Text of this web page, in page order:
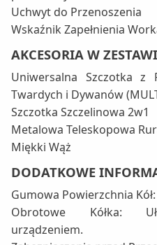
Uchwyt do Przenoszenia
Wskaźnik Zapełnienia
AKCESORIA W
Uniwersalna Szczotka z
Twardych i Dywanów
Szczotka Szczelinowa 2w1
Metalowa Teleskopowa
Miękki Wąż
DODATKOWE
Gumowa Powierzchnia
Obrotowe Kółka:
urządzeniem.